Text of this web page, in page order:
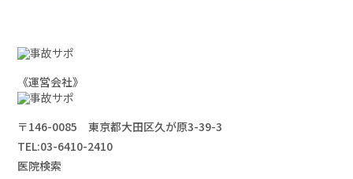
《運営会社》
〒146-0085 東京都大田区久が原3-39-3
TEL:03-6410-2410
医院検索